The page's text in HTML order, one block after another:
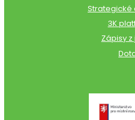
Strategické
3K
Zápisy